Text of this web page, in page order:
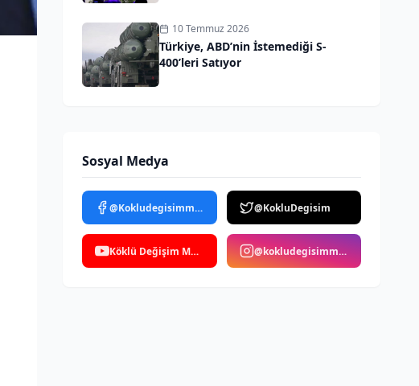
10 Temmuz 2026
Türkiye, ABD’nin İstemediği S-
400’leri Satıyor
Sosyal Medya
@Kokludegisimmedya @KokluDegisim
Köklü Değişim Medya @kokludegisimmedya